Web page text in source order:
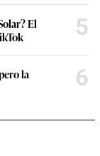
El
5
la
6